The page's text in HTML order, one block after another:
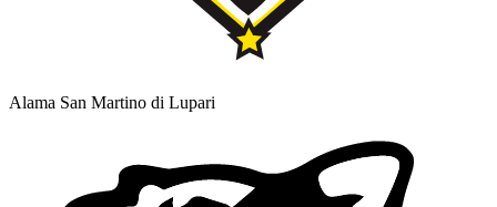
Alama San Martino di Lupari